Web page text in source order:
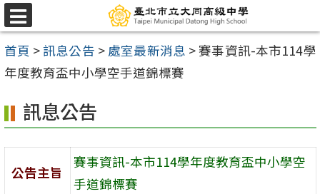
跳
至
主
要
容
區
選
單
首頁 >訊息公告 > 處室最新消息 > 賽事資訊-本市114學
年度教育盃中小學空手道錦標賽
訊息公告
公告主旨
賽事資訊-本市114學年度教育盃中小學空
手道錦標賽